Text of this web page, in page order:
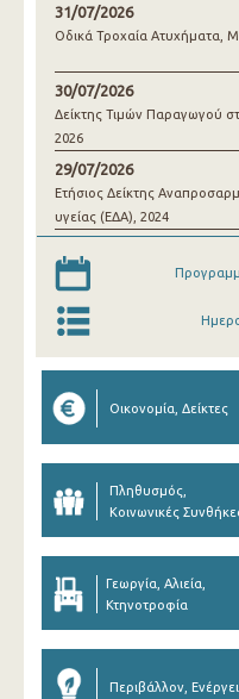
31/07/2026
Οδικά Τροχαία Ατυχήματα,
30/07/2026
Δείκτης Τιμών Παραγωγού
2026
29/07/2026
Ετήσιος Δείκτης
υγείας (ΕΔΑ), 2024
Οικονομία, Δείκτες
Πληθυσμός,
Κοινωνικές
Γεωργία, Αλιεία,
Κτηνοτροφία
Περιβάλλον,